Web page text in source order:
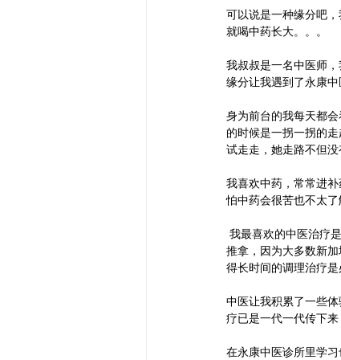
可以说是一种缘分吧
就喝中药长大。。。
我叔叔是一名中医师
缘分让我遇到了永康中
身为前台的我每天都
的时候是一拐一拐的
试走走，她走路不但
我喜欢中药，常常进
怕中药会很苦也不太了
我最喜欢的中医治疗
推拿，因为大多数新
得长时间的调理治疗是
中医让我积累了一些
疗已是一代一代传下
在永康中医诊所里学